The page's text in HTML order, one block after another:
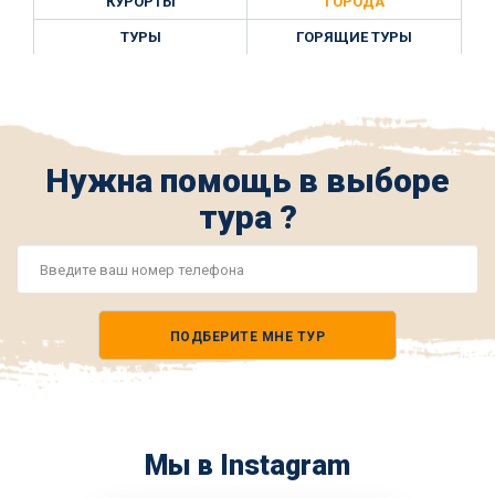
ТУРЫ ГОРЯЩИЕ ТУРЫ
Нужна помощь в выборе
тура ?
ПОДБЕРИТЕ МНЕ ТУР
Мы в Instagram